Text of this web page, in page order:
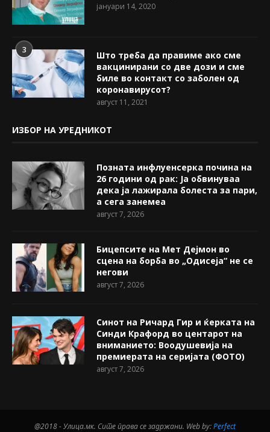
јануари 14, 2020
3
Што треба да правиме ако сме
вакцинирани со две дози и сме
биле во контакт со заболен од
коронавирусот?
август 11, 2021
ИЗБОР НА УРЕДНИКОТ
Позната инфлуенсерка почина на
26 години од рак: Ја обвинуваа
дека ја лажирала болеста за пари,
а сега занемеа
август 7, 2026
Бицепсите на Мет Дејмон во
сцена на борба во „Одисеја“ не се
негови
август 7, 2026
Синот на Ричард Гир и ќерката на
Синди Крафорд во центарот на
вниманието: Воодушевија на
премиерата на серијата (ФОТО)
август 7, 2026
@2018 - Улица.мк. Сите права се задржани. Web by:Perfect